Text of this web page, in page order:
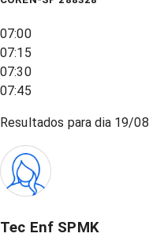
07:00
07:15
07:30
07:45
Resultados para dia 19/08
Tec Enf SPMK